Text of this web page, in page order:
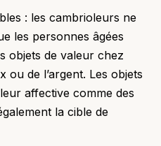
: les cambrioleurs ne
les personnes âgées
objets de valeur chez
ou de l’argent. Les objets
affective comme des
la cible de